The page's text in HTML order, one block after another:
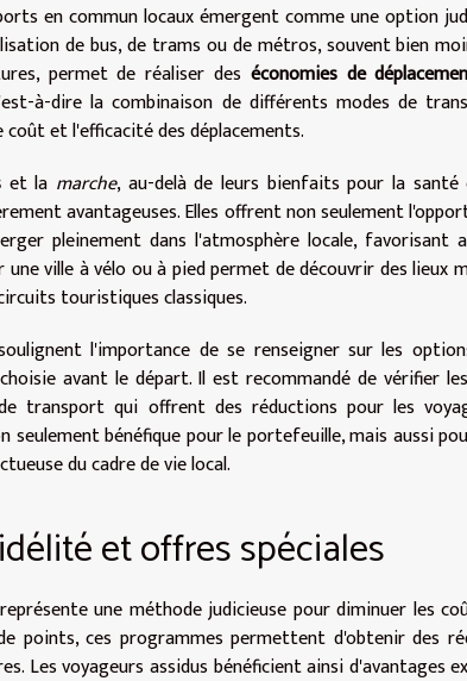
en commun locaux émergent comme une option
de bus, de trams ou de métros, souvent bien
permet de réaliser des économies de
à-dire la combinaison de différents modes de
et l'efficacité des déplacements.
et la marche, au-delà de leurs bienfaits pour la
avantageuses. Elles offrent non seulement
pleinement dans l'atmosphère locale, favorisant
ville à vélo ou à pied permet de découvrir des lieux
touristiques classiques.
l'importance de se renseigner sur les
avant le départ. Il est recommandé de vérifier
transport qui offrent des réductions pour les
bénéfique pour le portefeuille, mais aussi
du cadre de vie local.
et offres spéciales
une méthode judicieuse pour diminuer les
points, ces programmes permettent d'obtenir des
Les voyageurs assidus bénéficient ainsi d'avantages